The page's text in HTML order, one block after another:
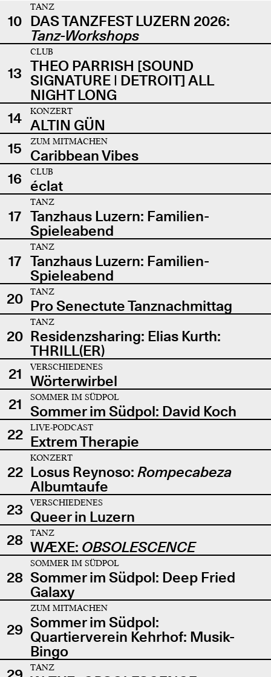
10
TANZ
DAS TANZFEST LUZERN 2026:
Tanz-Workshops
13
CLUB
THEO PARRISH [SOUND
SIGNATURE | DETROIT] ALL
NIGHT LONG
14
KONZERT
ALTIN GÜN
15
ZUM MITMACHEN
Caribbean Vibes
16
CLUB
éclat
17
TANZ
Tanzhaus Luzern: Familien-
Spieleabend
17
TANZ
Tanzhaus Luzern: Familien-
Spieleabend
20
TANZ
Pro Senectute Tanznachmittag
20
TANZ
Residenzsharing: Elias Kurth:
THRILL(ER)
21
VERSCHIEDENES
Wörterwirbel
21
SOMMER IM SÜDPOL
Sommer im Südpol: David Koch
22
LIVE-PODCAST
Extrem Therapie
22
KONZERT
Losus Reynoso: Rompecabeza
Albumtaufe
23
VERSCHIEDENES
Queer in Luzern
28
TANZ
WÆXE: OBSOLESCENCE
28
SOMMER IM SÜDPOL
Sommer im Südpol: Deep Fried
Galaxy
29
ZUM MITMACHEN
Sommer im Südpol:
Quartierverein Kehrhof: Musik-
Bingo
TANZ